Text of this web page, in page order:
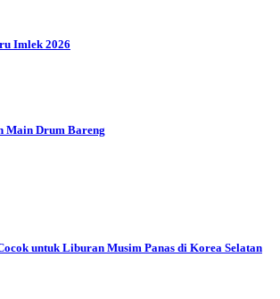
Imlek 2026
Main Drum Bareng
untuk Liburan Musim Panas di Korea Selatan